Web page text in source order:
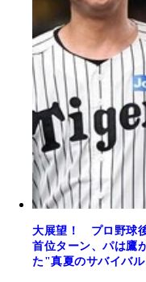
大展望！ プロ野球
首位ターン、パは鷹
た"真夏のサバイバ